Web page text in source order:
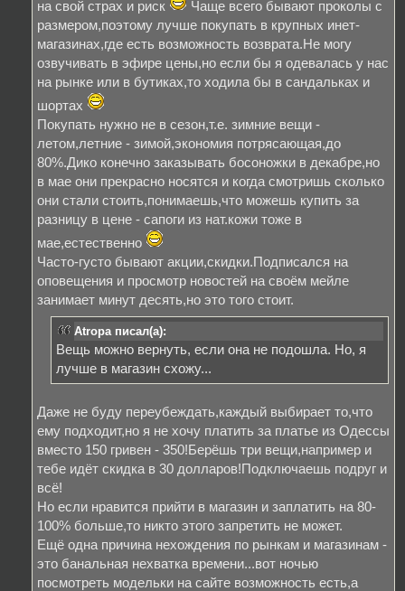
на свой страх и риск
Чаще всего бывают проколы с
размером,поэтому лучше покупать в крупных инет-
магазинах,где есть возможность возврата.Не могу
озвучивать в эфире цены,но если бы я одевалась у нас
на рынке или в бутиках,то ходила бы в сандальках и
шортах
Покупать нужно не в сезон,т.е. зимние вещи -
летом,летние - зимой,экономия потрясающая,до
80%.Дико конечно заказывать босоножки в декабре,но
в мае они прекрасно носятся и когда смотришь сколько
они стали стоить,понимаешь,что можешь купить за
разницу в цене - сапоги из нат.кожи тоже в
мае,естественно
Часто-густо бывают акции,скидки.Подписался на
оповещения и просмотр новостей на своём мейле
занимает минут десять,но это того стоит.
Atropa писал(а):
Вещь можно вернуть, если она не подошла. Но, я
лучше в магазин схожу...
Даже не буду переубеждать,каждый выбирает то,что
ему подходит,но я не хочу платить за платье из Одессы
вместо 150 гривен - 350!Берёшь три вещи,например и
тебе идёт скидка в 30 долларов!Подключаешь подруг и
всё!
Но если нравится прийти в магазин и заплатить на 80-
100% больше,то никто этого запретить не может.
Ещё одна причина нехождения по рынкам и магазинам -
это банальная нехватка времени...вот ночью
посмотреть модельки на сайте возможность есть,а